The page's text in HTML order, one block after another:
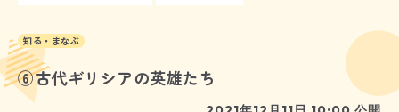
知る・まなぶ
⑥古代ギリシアの英雄たち